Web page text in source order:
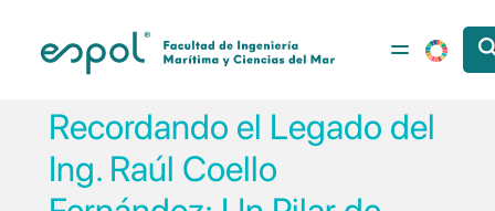
Recordando el Legado del
Ing. Raúl Coello